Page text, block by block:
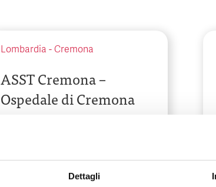
Dettagli
Lombardia - Cremona
ASST Cremona –
Ospedale di Cremona